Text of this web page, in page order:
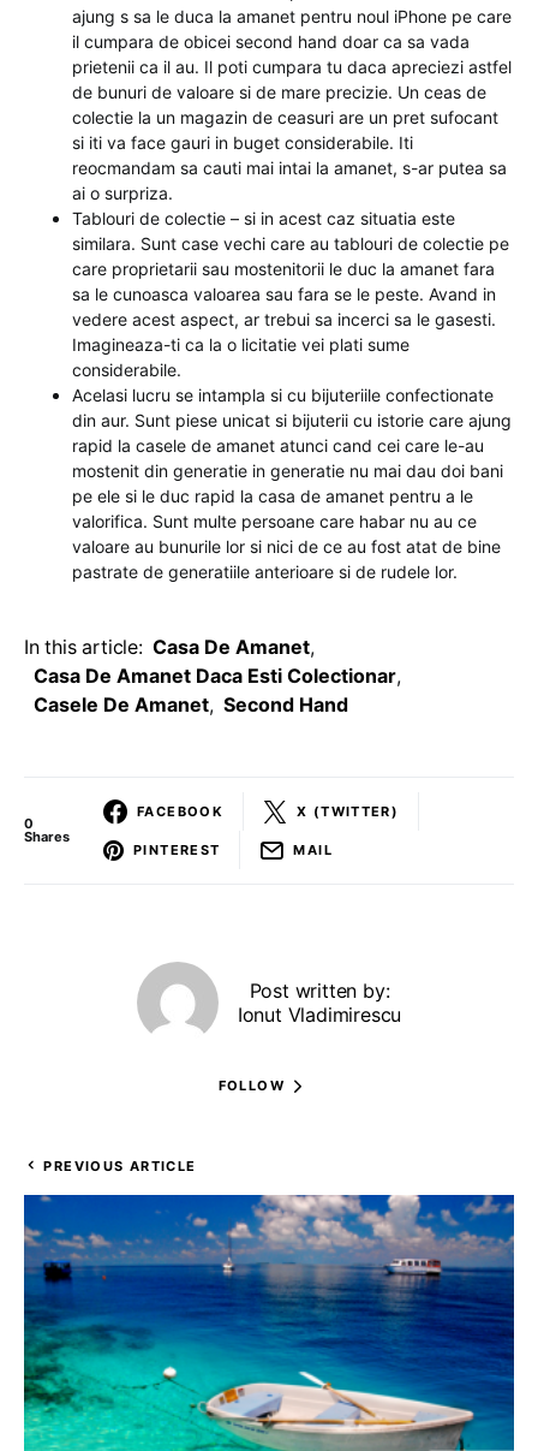
ajung s sa le duca la amanet pentru noul iPhone pe care
il cumpara de obicei second hand doar ca sa vada
prietenii ca il au. Il poti cumpara tu daca apreciezi astfel
de bunuri de valoare si de mare precizie. Un ceas de
colectie la un magazin de ceasuri are un pret sufocant
si iti va face gauri in buget considerabile. Iti
reocmandam sa cauti mai intai la amanet, s-ar putea sa
ai o surpriza.
Tablouri de colectie – si in acest caz situatia este
similara. Sunt case vechi care au tablouri de colectie pe
care proprietarii sau mostenitorii le duc la amanet fara
sa le cunoasca valoarea sau fara se le peste. Avand in
vedere acest aspect, ar trebui sa incerci sa le gasesti.
Imagineaza-ti ca la o licitatie vei plati sume
considerabile.
Acelasi lucru se intampla si cu bijuteriile confectionate
din aur. Sunt piese unicat si bijuterii cu istorie care ajung
rapid la casele de amanet atunci cand cei care le-au
mostenit din generatie in generatie nu mai dau doi bani
pe ele si le duc rapid la casa de amanet pentru a le
valorifica. Sunt multe persoane care habar nu au ce
valoare au bunurile lor si nici de ce au fost atat de bine
pastrate de generatiile anterioare si de rudele lor.
In this article: Casa De Amanet,
Casa De Amanet Daca Esti Colectionar,
Casele De Amanet, Second Hand
0
Shares
FACEBOOK X (TWITTER)
PINTEREST MAIL
Post written by:
Ionut Vladimirescu
FOLLOW
PREVIOUS ARTICLE